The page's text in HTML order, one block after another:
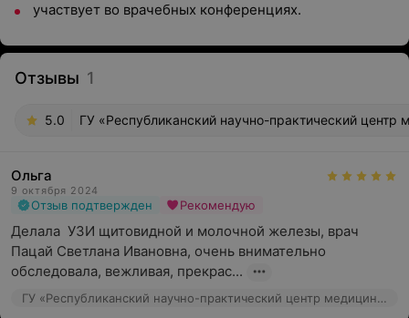
участвует во врачебных конференциях.
Отзывы 1
5.0 ГУ «Республиканский научно-практический
Ольга
9 октября 2024
Отзыв подтвержден Рекомендую
Делала  УЗИ щитовидной и молочной железы, врач
Пацай Светлана Ивановна, очень внимательно
обследовала, вежливая, прекрас...
ГУ «Республиканский научно-практический центр медицинской экспертизы и реабилитаци», ул. Макаенка, 17